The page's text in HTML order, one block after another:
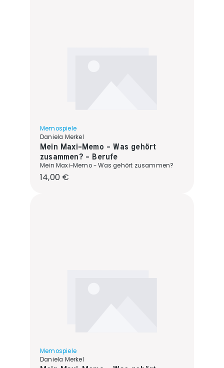
Memospiele
Daniela Merkel
Mein Maxi-Memo - Was gehört
zusammen? - Berufe
Mein Maxi-Memo - Was gehört zusammen?
Regulärer Preis:
14,00 €
Memospiele
Daniela Merkel